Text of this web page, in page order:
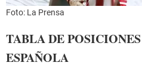
Foto: La Prensa
TABLA DE
ESPAÑOLA